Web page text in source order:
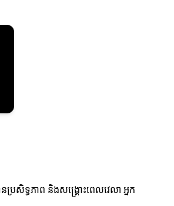
រសិទ្ធភាព និងសង្គ្រោះពេលវេលា អ្នក